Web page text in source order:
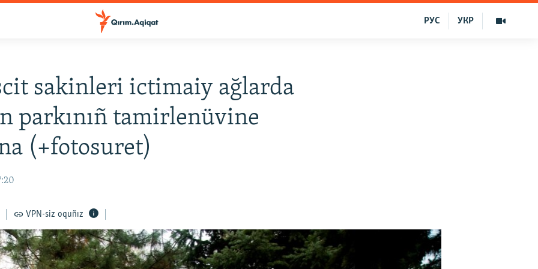
УКР
РУС
sakinleri ictimaiy ağlarda
parkınıñ tamirlenüvine
(+fotosuret)
VPN-siz oquñız